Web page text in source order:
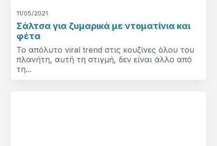
11/05/2021
Σάλτσα για ζυμαρικά με ντοματίνια και
φέτα
Το απόλυτο viral trend στις κουζίνες όλου του
πλανήτη, αυτή τη στιγμή, δεν είναι άλλο από
τη...